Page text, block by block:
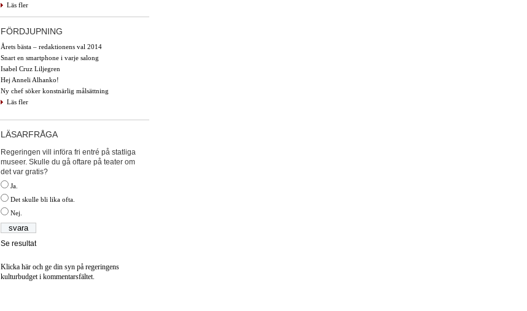
Läs fler
FÖRDJUPNING
Årets bästa – redaktionens val 2014
Snart en smartphone i varje salong
Isabel Cruz Liljegren
Hej Anneli Alhanko!
Ny chef söker konstnärlig målsättning
Läs fler
LÄSARFRÅGA
Regeringen vill införa fri entré på statliga
museer. Skulle du gå oftare på teater om
det var gratis?
Ja.
Det skulle bli lika ofta.
Nej.
Se resultat
Klicka här och ge din syn på regeringens
kulturbudget i kommentarsfältet.